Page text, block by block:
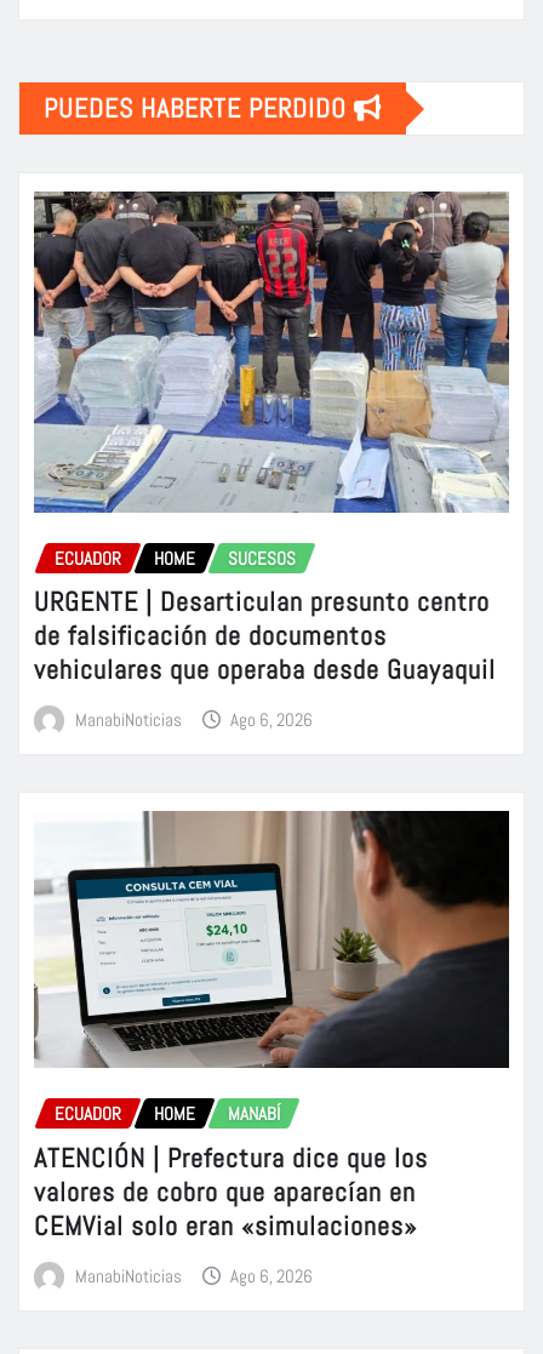
PUEDES HABERTE PERDIDO
ECUADOR HOME SUCESOS
URGENTE | Desarticulan presunto centro
de falsificación de documentos
vehiculares que operaba desde Guayaquil
ManabiNoticias Ago 6, 2026
ECUADOR HOME MANABÍ
ATENCIÓN | Prefectura dice que los
valores de cobro que aparecían en
CEMVial solo eran «simulaciones»
ManabiNoticias Ago 6, 2026